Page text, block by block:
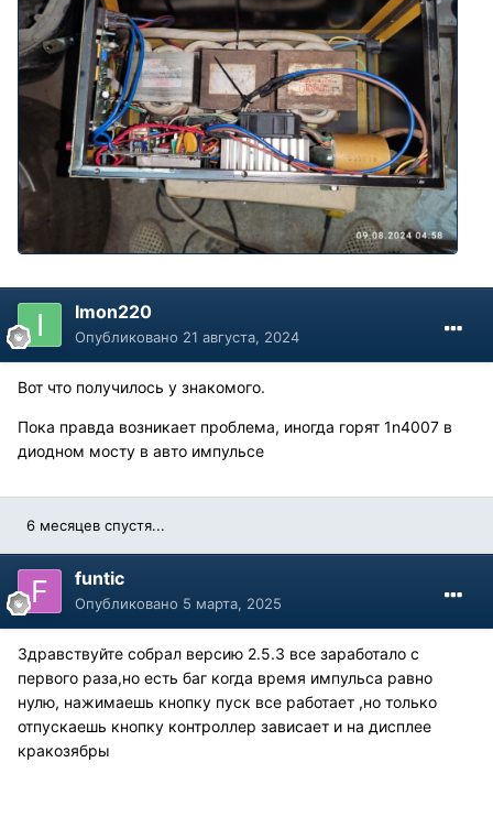
Imon220
Опубликовано 21 августа, 2024
Вот что получилось у знакомого.
Пока правда возникает проблема, иногда горят 1n4007 в
диодном мосту в авто импульсе
6 месяцев спустя...
funtic
Опубликовано 5 марта, 2025
Здравствуйте собрал версию 2.5.3 все заработало с
первого раза,но есть баг когда время импульса равно
нулю, нажимаешь кнопку пуск все работает ,но только
отпускаешь кнопку контроллер зависает и на дисплее
кракозябры